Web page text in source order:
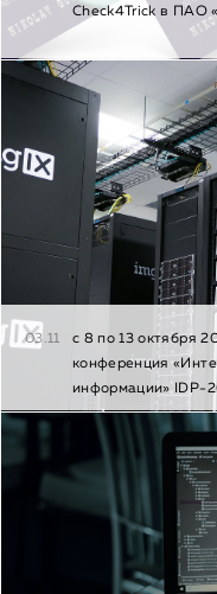
Check4Trick в ПАО
03.11
с 8 по 13 октября
конференция
информации» IDP-